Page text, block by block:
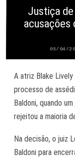
Justiça de
acusações
05/04/
A atriz Blake
processo de
Baldoni, quando
rejeitou a maioria
Na decisão, o juiz
Baldoni para